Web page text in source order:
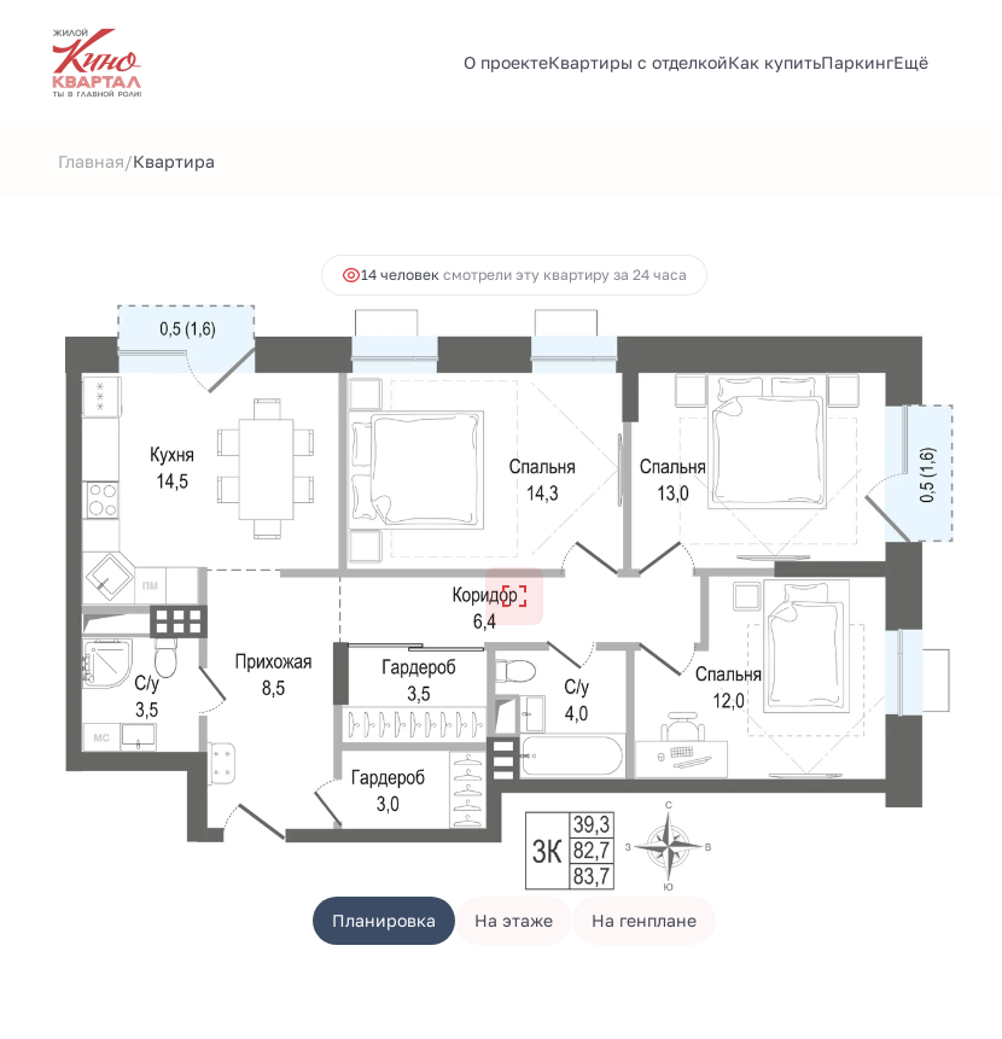
О проектеКвартиры с отделкойКак купитьПаркингЕщё
Главная/Квартира
3-комнатная82.7 м
14 человек смотрели эту квартиру за 24 часа
Планировка На этаже На генплане